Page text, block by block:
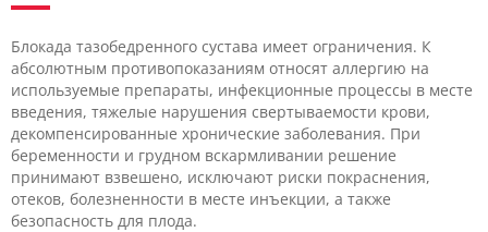
Блокада тазобедренного сустава имеет ограничения. К
абсолютным противопоказаниям относят аллергию на
используемые препараты, инфекционные процессы в месте
введения, тяжелые нарушения свертываемости крови,
декомпенсированные хронические заболевания. При
беременности и грудном вскармливании решение
принимают взвешено, исключают риски покраснения,
отеков, болезненности в месте инъекции, а также
безопасность для плода.